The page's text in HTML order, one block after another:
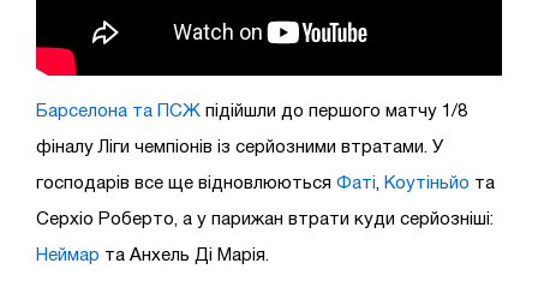
Барселона та ПСЖ підійшли до першого матчу 1/8
фіналу Ліги чемпіонів із серйозними втратами. У
господарів все ще відновлюються Фаті Коутіньйо та
Серхіо Роберто, а у парижан втрати куди серйозніші:
Неймар та Анхель Ді Марія.